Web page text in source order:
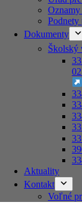
Oznamy
Podnety
Dokumenty
Školský
Aktuality
Kontakt
Voľné